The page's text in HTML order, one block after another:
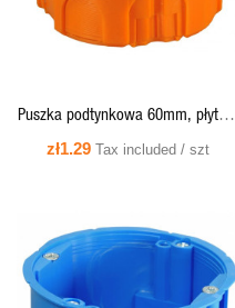
Puszka podtynkowa 60mm, płytka,
z wkrętami, pomarańczowa -
zł1.29 Tax included / szt
QUICK VIEW